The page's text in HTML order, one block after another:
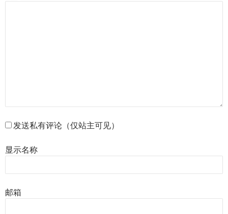
发送私有评论（仅站主可见）
显示名称
邮箱